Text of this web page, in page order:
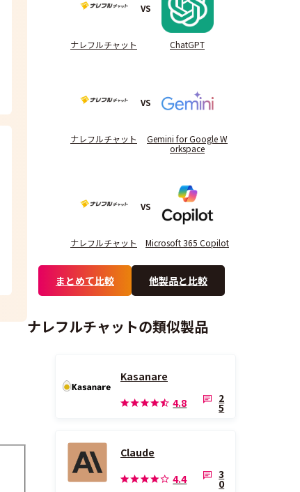
ナレフルチャット
VS
ChatGPT
ナレフルチャット
VS
Gemini for Google W
orkspace
ナレフルチャット
VS
Microsoft 365 Copilot
まとめて比較 他製品と比較
ナレフルチャットの類似製品
Kasanare
4.8
2
5
Claude
4.4
3
0